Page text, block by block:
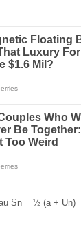
Sn = ½ (a + Un)